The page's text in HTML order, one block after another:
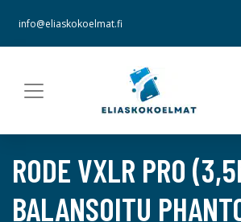
info@eliaskokoelmat.fi
RODE VXLR PRO
BALANSOITU